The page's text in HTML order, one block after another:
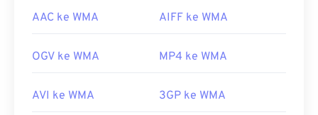
AAC ke WMA AIFF ke WMA
OGV ke WMA MP4 ke WMA
AVI ke WMA 3GP ke WMA